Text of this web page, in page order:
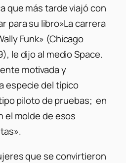
que más tarde viajó con
para su libro»La carrera
Funk» (Chicago
le dijo al medio Space.
motivada y
especie del típico
piloto de pruebas; en
el molde de esos
que se convirtieron